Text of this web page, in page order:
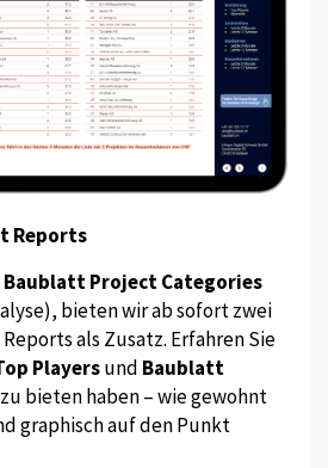
Reports
Baublatt Project Categories
bieten wir ab sofort zwei
als Zusatz. Erfahren Sie
Playersund Baublatt
bieten haben – wie gewohnt
graphisch auf den Punkt